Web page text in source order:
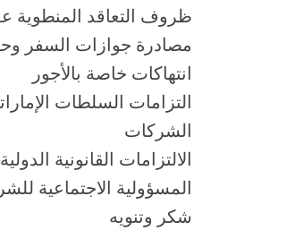
ظروف التعاقد المنطوية
مصادرة جوازات السفر
انتهاكات خاصة بالأجور
التزامات السلطات
الشركات
الالتزامات القانونية
المسؤولية الاجتماعية
شكر وتنويه